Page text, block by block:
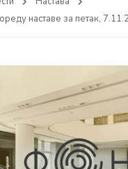
наставе за петак,